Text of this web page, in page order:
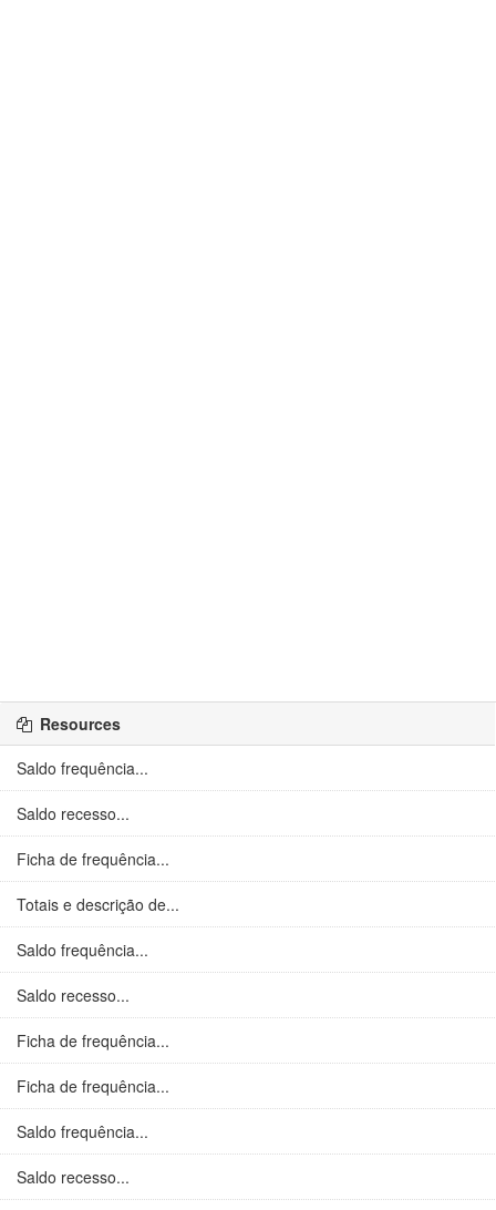
Resources
Saldo frequência...
Saldo recesso...
Ficha de frequência...
Totais e descrição de...
Saldo frequência...
Saldo recesso...
Ficha de frequência...
Ficha de frequência...
Saldo frequência...
Saldo recesso...